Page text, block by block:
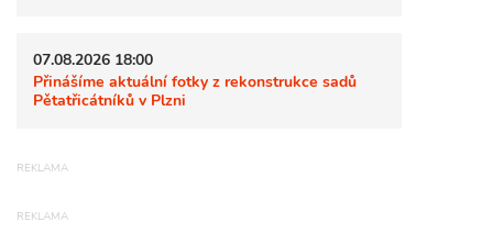
07.08.2026 18:00
Přinášíme aktuální fotky z rekonstrukce sadů
Pětatřicátníků v Plzni